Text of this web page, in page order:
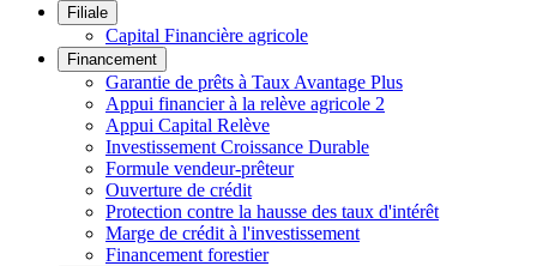
Filiale
Capital Financière agricole
Financement
Garantie de prêts à Taux Avantage Plus
Appui financier à la relève agricole 2
Appui Capital Relève
Investissement Croissance Durable
Formule vendeur-prêteur
Ouverture de crédit
Protection contre la hausse des taux d'intérêt
Marge de crédit à l'investissement
Financement forestier